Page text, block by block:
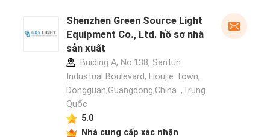
Shenzhen Green Source Light
Equipment Co., Ltd. hồ sơ nhà
sản xuất
Buiding A, No.138, Santun
Industrial Boulevard, Houjie Town,
Dongguan,Guangdong,China. ,Trung
Quốc
5.0
Nhà cung cấp xác nhận